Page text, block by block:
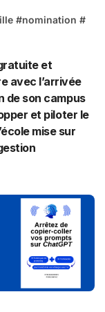
#nomination #
avec l’arrivée
de son campus
et piloter le
mise sur